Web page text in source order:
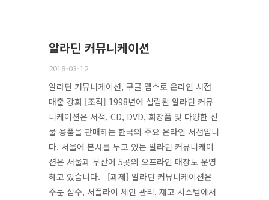
알라딘 커뮤니케이션
2018-03-12
알라딘 커뮤니케이션, 구글 앱스로 온라인 서점
매출 강화 [조직] 1998년에 설립된 알라딘 커뮤
니케이션은 서적, CD, DVD, 화장품 및 다양한 선
물 용품을 판매하는 한국의 주요 온라인 서점입니
다. 서울에 본사를 두고 있는 알라딘 커뮤니케이
션은 서울과 부산에 5곳의 오프라인 매장도 운영
하고 있습니다. [과제] 알라딘 커뮤니케이션은
주문 접수, 서플라이 체인 관리, 재고 시스템에서